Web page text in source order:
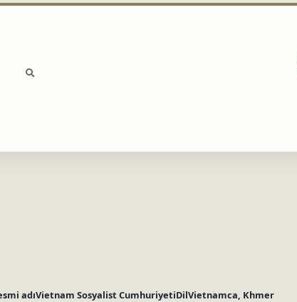
adıVietnam Sosyalist CumhuriyetiDilVietnamca, Khmer